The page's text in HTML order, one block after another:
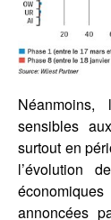
sensibles
surtout en
l’évolution
annoncées